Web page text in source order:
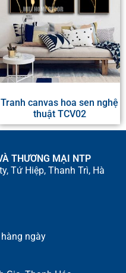
Tranh canvas hoa sen nghệ
thuật TCV02
THƯƠNG MẠI NTP
Tứ Hiệp, Thanh Trì, Hà
ngày